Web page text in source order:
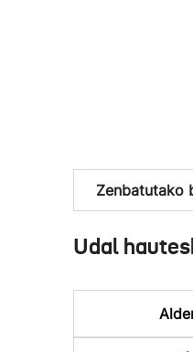
Zenbatutako
Udal